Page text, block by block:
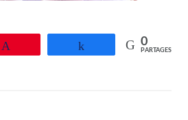
Partagez 0
PARTAGES